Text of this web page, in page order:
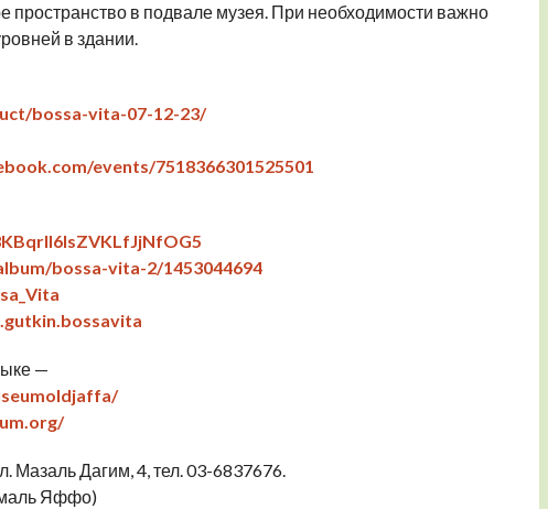
пространство в подвале музея. При необходимости важно
в здании.
bossa-vita-07-12-23/
events/7518366301525501
bossa-vita-2/1453044694
—
Дагим, 4, тел. 03-6837676.
Яффо)